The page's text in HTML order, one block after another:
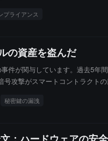
件にアップグレードされ、ラ
行していると述べています。
プライアンス
の資産を盗んだ
件が関与しています。過去5
攻撃がスマートコントラクト
秘密鍵の漏洩